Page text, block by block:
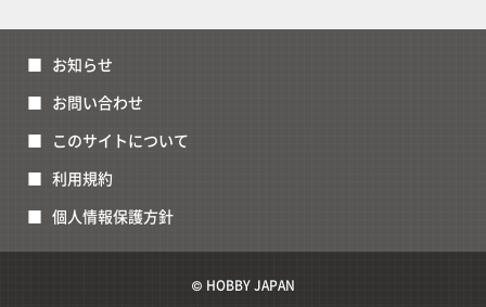
お知らせ
お問い合わせ
このサイトについて
利用規約
個人情報保護方針
© HOBBY JAPAN